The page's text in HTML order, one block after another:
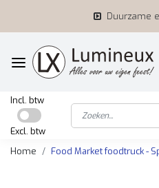
Duurzame
Incl. btw
Excl. btw
Home
Food Market foodtruck -